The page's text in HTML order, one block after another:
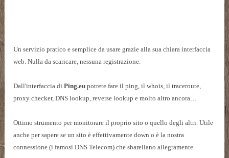
Un servizio pratico e semplice da usare grazie alla sua chiara interfaccia
web. Nulla da scaricare, nessuna registrazione.
Dall'interfaccia diPing.eu potrete fare il ping, il whois, il traceroute,
proxy checker, DNS lookup, reverse lookup e molto altro ancora…
Ottimo strumento per monitorare il proprio sito o quello degli altri. Utile
anche per sapere se un sito è effettivamente down o è la nostra
connessione (i famosi DNS Telecom) che sbarellano allegramente.